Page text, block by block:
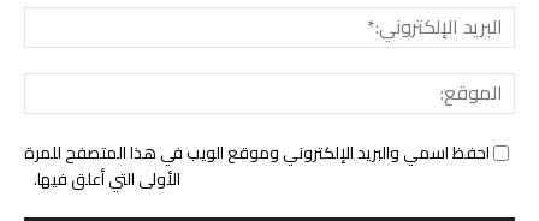
احفظ اسمي والبريد الإلكتروني وموقع الويب في هذا المتصفح للمرة
الأولى التي أعلق فيها.